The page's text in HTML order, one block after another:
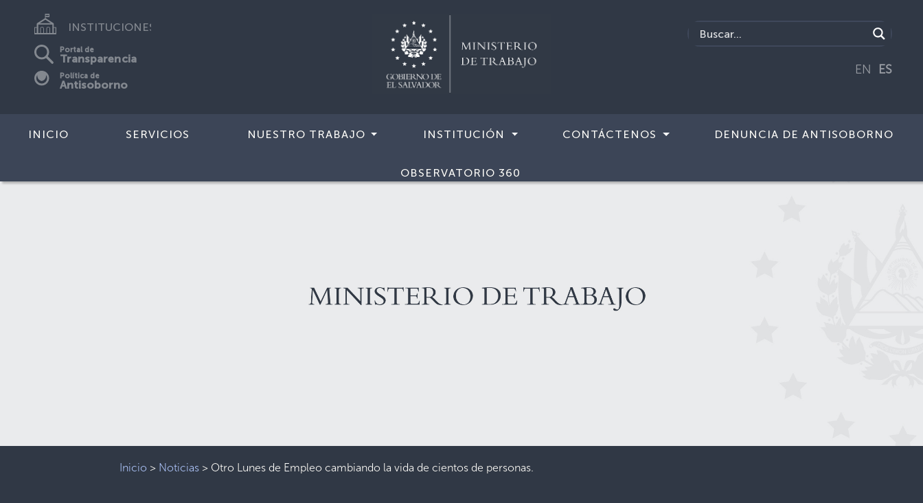
INSTITUCIONES
Portal de
Transparencia
Política de
Antisoborno
EN ES
INICIO SERVICIOS NUESTRO TRABAJO INSTITUCIÓN CONTÁCTENOS DENUNCIA DE ANTISOBORNO
OBSERVATORIO 360
Inicio > Noticias > Otro Lunes de Empleo cambiando la vida de cientos de personas.